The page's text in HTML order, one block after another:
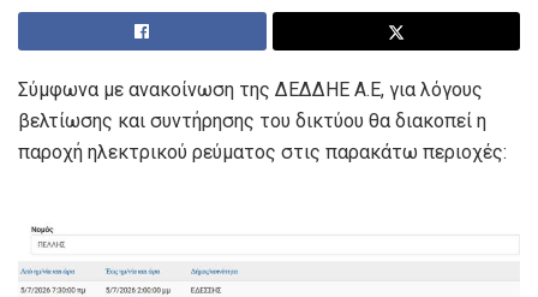
Σύμφωνα με ανακοίνωση της ΔΕΔΔΗΕ Α.Ε, για λόγους
βελτίωσης και συντήρησης του δικτύου θα διακοπεί η
παροχή ηλεκτρικού ρεύματος στις παρακάτω περιοχές: